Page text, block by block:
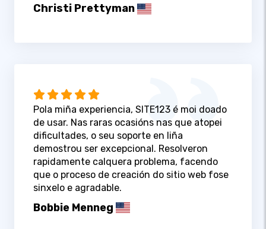
Christi Prettyman
Pola miña experiencia, SITE123 é moi doado
de usar. Nas raras ocasións nas que atopei
dificultades, o seu soporte en liña
demostrou ser excepcional. Resolveron
rapidamente calquera problema, facendo
que o proceso de creación do sitio web fose
sinxelo e agradable.
Bobbie Menneg